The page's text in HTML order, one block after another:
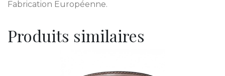
Fabrication Européenne.
Produits similaires